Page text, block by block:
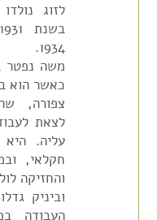
לזוג
1934.
כאשר הוא בן
צפורה,
לצאת
עליה.
חקלאי,
והחזיקה
וביניק
העבודה